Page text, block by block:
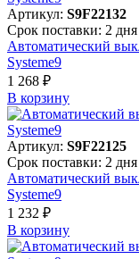
Артикул: S9F22132
Срок поставки: 2 дня
Автоматический
Systeme9
1 268 ₽
В корзинy
Артикул: S9F22125
Срок поставки: 2 дня
Автоматический
Systeme9
1 232 ₽
В корзинy